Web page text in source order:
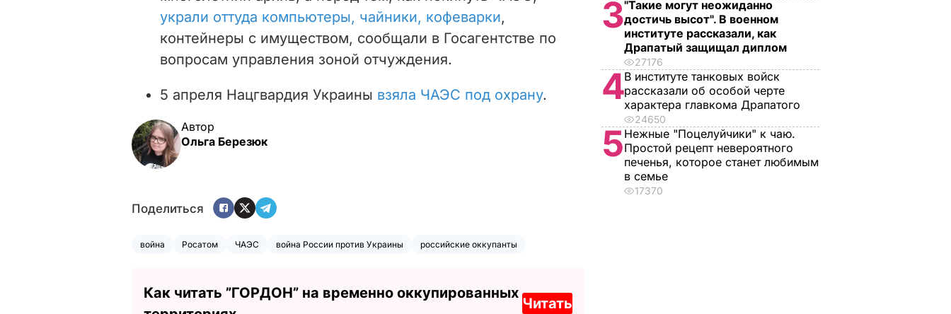
украли оттуда компьютеры, чайники, кофеварки,
контейнеры с имуществом, сообщали в Госагентстве по
вопросам управления зоной отчуждения.
5 апреля Нацгвардия Украины взяла ЧАЭС под охрану.
Автор
Ольга Березюк
Поделиться
война Росатом ЧАЭС война России против Украины российские оккупанты
Как читать ”ГОРДОН” на временно оккупированных
Читать
3"Такие могут неожиданно
достичь высот". В военном
институте рассказали, как
Драпатый защищал диплом
27176
4В институте танковых войск
рассказали об особой черте
характера главкома Драпатого
24650
5Нежные "Поцелуйчики" к чаю.
Простой рецепт невероятного
печенья, которое станет любимым
в семье
17370